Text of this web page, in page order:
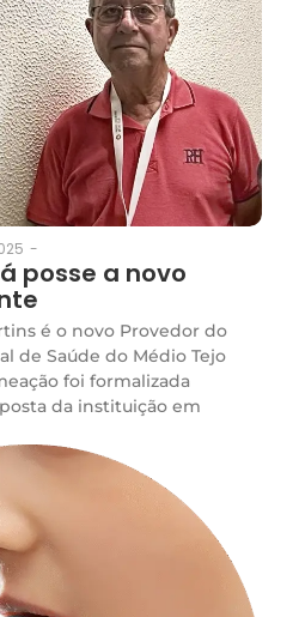
-
posse a novo
é o novo Provedor do
de Saúde do Médio Tejo
foi formalizada
da instituição em